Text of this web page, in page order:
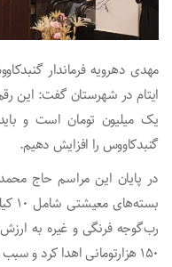
یک میلیون تومان است و
گنبدکاووس را افزایش دهیم.
۱۵۰ هزارتومانی اهدا کرد و سبب شادی فرزندان معنوی خود شد.